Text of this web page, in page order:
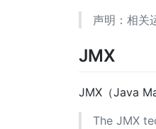
声明：相关
JMX
JMX（Java
The JMX